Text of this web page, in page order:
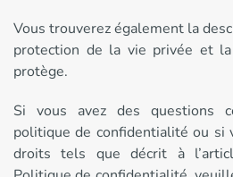
Vous trouverez également la
protection de la vie privée et
protège.
Si vous avez des questions
politique de confidentialité ou si
droits tels que décrit à